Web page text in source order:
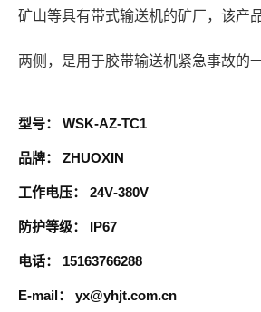
矿山等具有带式输送机的矿厂，该产
两侧，是用于胶带输送机紧急事故的
型号： WSK-AZ-TC1
品牌： ZHUOXIN
工作电压： 24V-380V
防护等级： IP67
电话： 15163766288
E-mail： yx@yhjt.com.cn